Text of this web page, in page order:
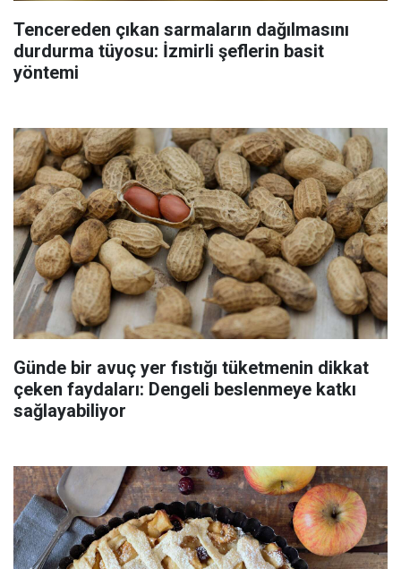
Tencereden çıkan sarmaların dağılmasını
durdurma tüyosu: İzmirli şeflerin basit
yöntemi
Günde bir avuç yer fıstığı tüketmenin dikkat
çeken faydaları: Dengeli beslenmeye katkı
sağlayabiliyor